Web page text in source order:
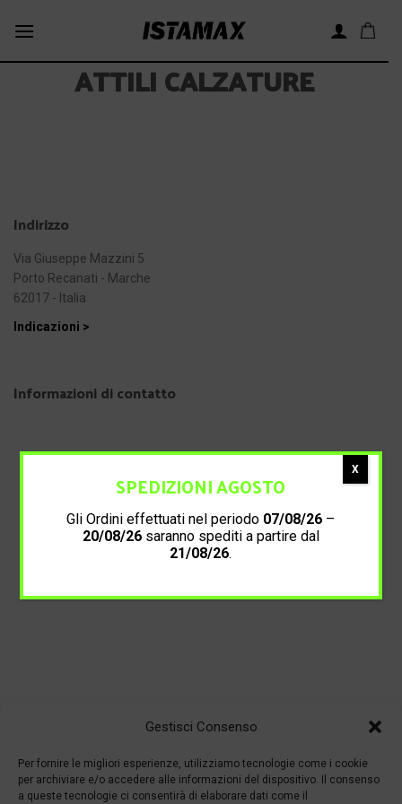
Gestisci Consenso
Per fornire le migliori esperienze, utilizziamo tecnologie come i cookie
per archiviare e/o accedere alle informazioni del dispositivo. Il consenso
a queste tecnologie ci consentirà di elaborare dati come il
ATTILI CALZATURE
Indirizzo
Via Giuseppe Mazzini 5
Porto Recanati - Marche
62017 - Italia
Indicazioni >
Informazioni di contatto
SPEDIZIONI AGOSTO
Gli Ordini effettuati nel periodo 07/08/26 –
20/08/26saranno spediti a partire dal
21/08/26.
X